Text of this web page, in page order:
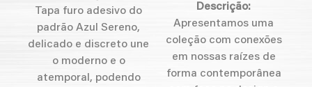
Tapa furo adesivo do
padrão Azul Sereno,
delicado e discreto une
o moderno e o
atemporal, podendo
Descrição:
Apresentamos uma
coleção com conexões
em nossas raízes de
forma contemporânea